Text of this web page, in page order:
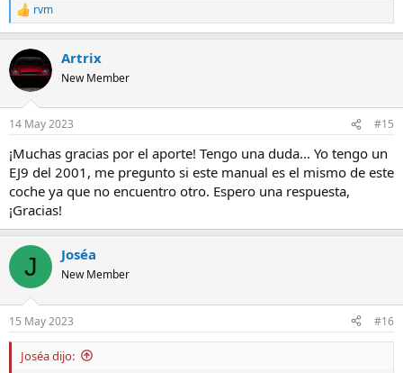
R
e
c
c
i
e
:
rvm
Artrix
New Member
14 May 2023 #15
¡Muchas gracias por el aporte! Tengo una duda... Yo tengo un
EJ9 del 2001, me pregunto si este manual es el mismo de este
coche ya que no encuentro otro. Espero una respuesta,
¡Gracias!
J Joséa
New Member
15 May 2023 #16
Joséa dijo: